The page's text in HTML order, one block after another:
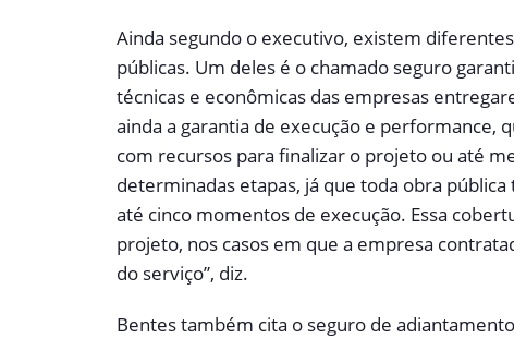
Ainda segundo o executivo, existem
públicas. Um deles é o chamado seguro
técnicas e econômicas das empresas
ainda a garantia de execução e performance,
com recursos para finalizar o projeto ou até
determinadas etapas, já que toda obra
até cinco momentos de execução. Essa
projeto, nos casos em que a empresa
do serviço”, diz.
Bentes também cita o seguro de